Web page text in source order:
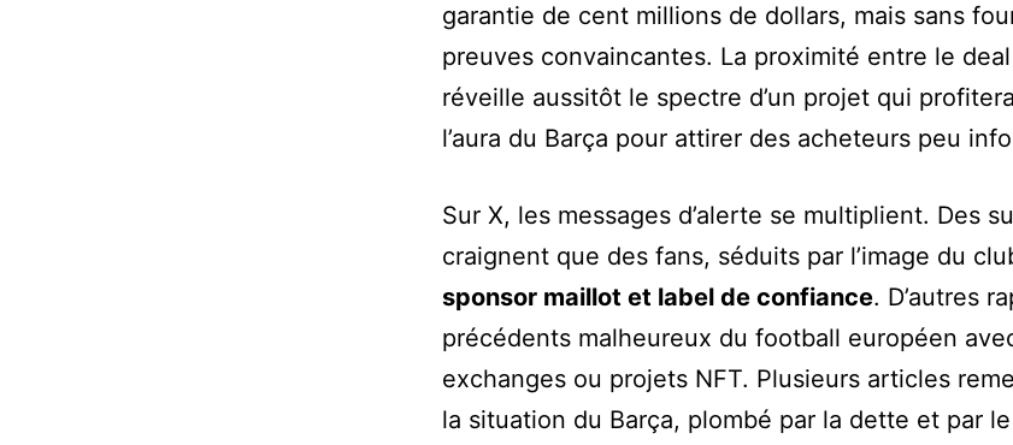
garantie de cent millions de dollars, mais sans
preuves convaincantes. La proximité entre le deal
réveille aussitôt le spectre d’un projet qui
l’aura du Barça pour attirer des acheteurs peu
Sur X, les messages d’alerte se multiplient. Des
craignent que des fans, séduits par l’image du
sponsor maillot et label de confiance. D’autres
précédents malheureux du football européen
exchanges ou projets NFT. Plusieurs articles
la situation du Barça, plombé par la dette et par